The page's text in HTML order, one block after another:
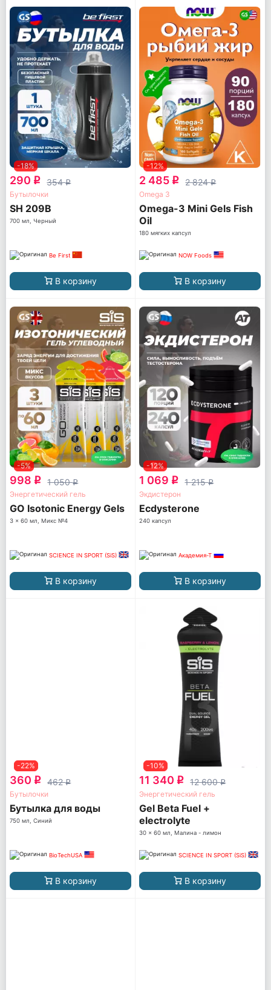
-18%
290 q 354q
Бутылочки
SH 209B
700 мл, Черный
Be First
В корзину
-12%
2 485 q 2 824q
Omega 3
Omega-3 Mini Gels Fish
Oil
180 мягких капсул
NOW Foods
В корзину
-5%
998 q 1 050q
Энергетический гель
GO Isotonic Energy Gels
3 x 60 мл, Микс №4
SCIENCE IN SPORT (SiS)
В корзину
-12%
1 069 q 1 215q
Экдистерон
Ecdysterone
240 капсул
Академия-Т
В корзину
-22%
360 q 462q
Бутылочки
Бутылка для воды
750 мл, Синий
BioTechUSA
В корзину
-10%
11 340 q 12 600q
Энергетический гель
Gel Beta Fuel +
electrolyte
30 x 60 мл, Малина - лимон
SCIENCE IN SPORT (SiS)
В корзину